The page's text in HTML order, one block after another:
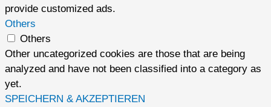
provide customized ads.
Others
Others
Other uncategorized cookies are those that are being
analyzed and have not been classified into a category as
yet.
SPEICHERN & AKZEPTIEREN